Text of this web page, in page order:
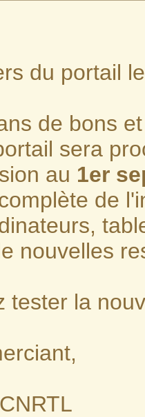
du portail
de bons
sera
au 1er
de
nouvelles
tester la